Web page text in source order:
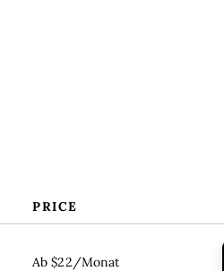
PRICE
Ab $22/Monat